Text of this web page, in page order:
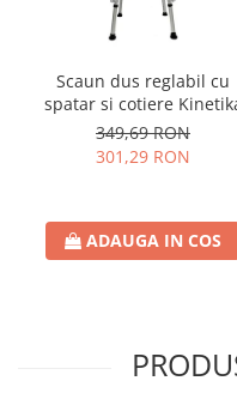
Scaun dus reglabil cu
spatar si cotiere
349,69 RON
301,29 RON
ADAUGA IN COS